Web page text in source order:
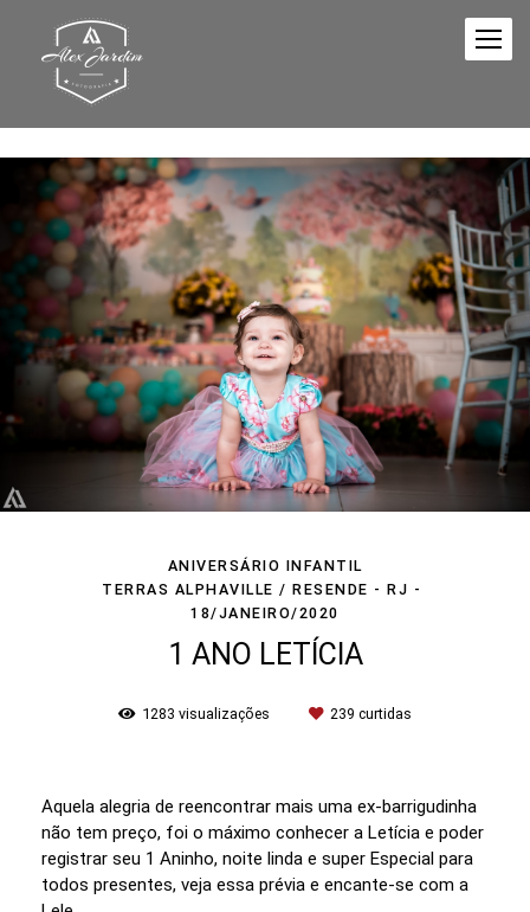
ANIVERSÁRIO INFANTIL
TERRAS ALPHAVILLE / RESENDE - RJ
18/JANEIRO/2020
1 ANO LETÍCIA
1283 visualizações 239 curtidas
Aquela alegria de reencontrar mais uma ex-barrigudinha
não tem preço, foi o máximo conhecer a Letícia e poder
registrar seu 1 Aninho, noite linda e super Especial para
todos presentes, veja essa prévia e encante-se com a